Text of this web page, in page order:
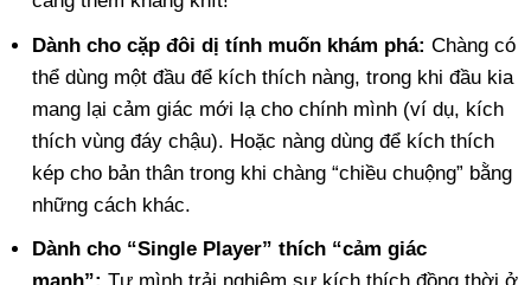
Dành cho cặp đôi dị tính muốn khám phá: Chàng có
thể dùng một đầu để kích thích nàng, trong khi đầu kia
mang lại cảm giác mới lạ cho chính mình (ví dụ, kích
thích vùng đáy chậu). Hoặc nàng dùng để kích thích
kép cho bản thân trong khi chàng “chiều chuộng” bằng
những cách khác.
Dành cho “Single Player” thích “cảm giác